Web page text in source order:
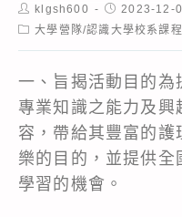
Post
author:
klgsh600
Post
published:
2023-12-
Post大學營隊/認識大學校系課
一、旨揭活動目的為
專業知識之能力及興
容，帶給其豐富的
樂的目的，並提供
學習的機會。